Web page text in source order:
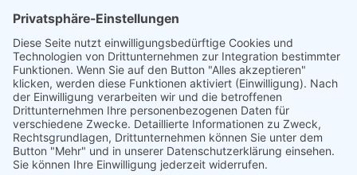
Letzte Artikel
Gartentipps für den November
Gartentipps für den Oktober
Gartentipps für den August
Gartentipps für den September
Gartentipps für den Juli